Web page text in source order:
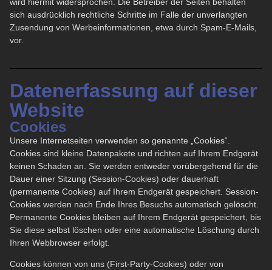
wird hiermit widersprochen. Die Betreiber der Seiten behalten
sich ausdrücklich rechtliche Schritte im Falle der unverlangten
Zusendung von Werbeinformationen, etwa durch Spam-E-Mails,
vor.
Datenerfassung auf dieser
Website
Cookies
Unsere Internetseiten verwenden so genannte „Cookies“.
Cookies sind kleine Datenpakete und richten auf Ihrem Endgerät
keinen Schaden an. Sie werden entweder vorübergehend für die
Dauer einer Sitzung (Session-Cookies) oder dauerhaft
(permanente Cookies) auf Ihrem Endgerät gespeichert. Session-
Cookies werden nach Ende Ihres Besuchs automatisch gelöscht.
Permanente Cookies bleiben auf Ihrem Endgerät gespeichert, bis
Sie diese selbst löschen oder eine automatische Löschung durch
Ihren Webbrowser erfolgt.
Cookies können von uns (First-Party-Cookies) oder von